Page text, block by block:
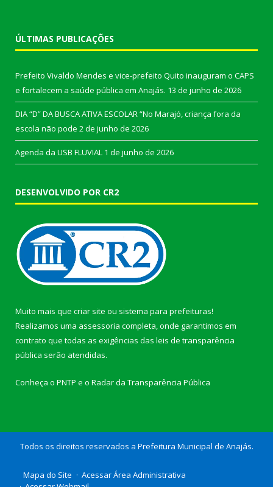
ÚLTIMAS PUBLICAÇÕES
Prefeito Vivaldo Mendes e vice-prefeito Quito inauguram o CAPS
e fortalecem a saúde pública em Anajás. 13 de junho de 2026
DIA “D” DA BUSCA ATIVA ESCOLAR “No Marajó, criança fora da
escola não pode 2 de junho de 2026
Agenda da USB FLUVIAL 1 de junho de 2026
DESENVOLVIDO POR CR2
Muito mais que criar site ou sistema para prefeituras!
Realizamos uma assessoria completa, onde garantimos em
contrato que todas as exigências das leis de transparência
pública serão atendidas.
Conheça o PNTP e o Radar da Transparência Pública
Todos os direitos reservados a Prefeitura Municipal de Anajás.
Mapa do Site
Acessar Área Administrativa